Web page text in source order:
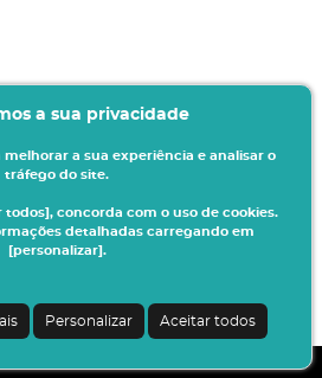
a sua privacidade
a sua experiência e analisar o
tráfego do site.
concorda com o uso de cookies.
detalhadas carregando em
[personalizar].
Personalizar Aceitar todos